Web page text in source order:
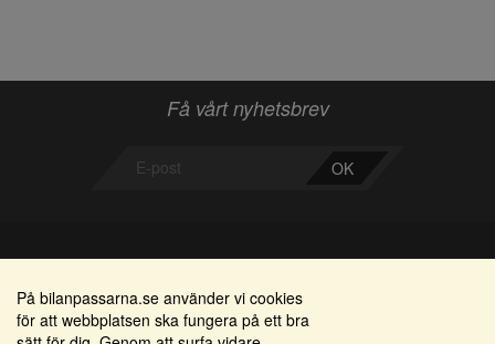
Få vårt nyhetsbrev
OK
Bilanpassarna
Smedjegatan 22
Områden
Alkomätare / alkolås
På bilanpassarna.se använder vi cookies
för att webbplatsen ska fungera på ett bra